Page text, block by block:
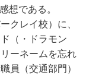
想である。
クレイ校）に、
（・ドラモン
ーネームを忘れ
員（交通部門）